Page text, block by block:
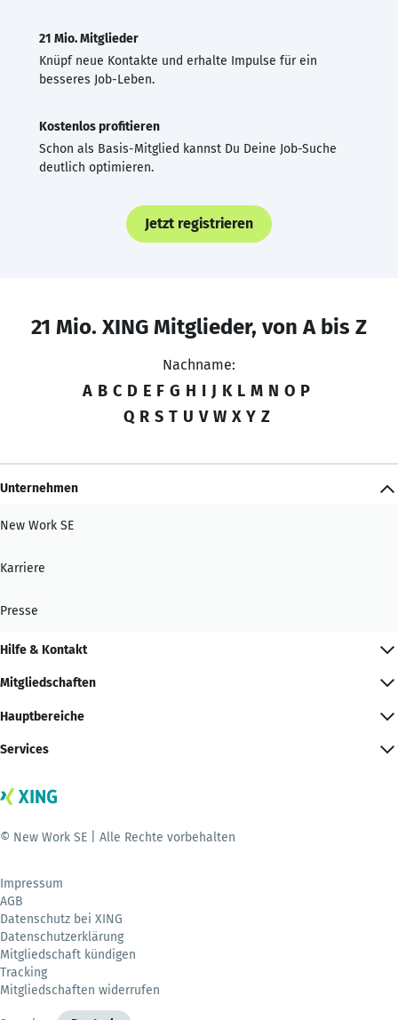
21 Mio. Mitglieder
Knüpf neue Kontakte und erhalte Impulse für ein
besseres Job-Leben.
Kostenlos profitieren
Schon als Basis-Mitglied kannst Du Deine Job-Suche
deutlich optimieren.
Jetzt registrieren
21 Mio. XING Mitglieder, von A bis Z
Nachname:
A B C D E F G H I J K L M N O P
Q R S T U V W X Y Z
Unternehmen
New Work SE
Karriere
Presse
Hilfe & Kontakt
Mitgliedschaften
Hauptbereiche
Services
© New Work SE | Alle Rechte vorbehalten
Impressum
AGB
Datenschutz bei XING
Datenschutzerklärung
Mitgliedschaft kündigen
Tracking
Mitgliedschaften widerrufen